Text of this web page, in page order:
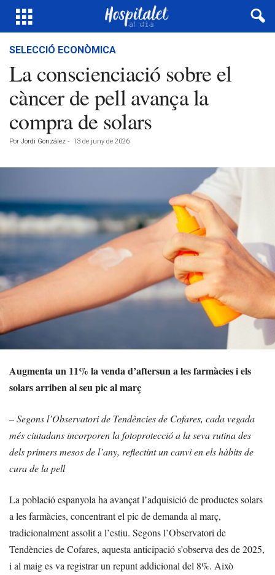
SELECCIÓ ECONÒMICA
La conscienciació sobre el
càncer de pell avança la
compra de solars
Por Jordi González - 13 de juny de 2026
Augmenta un 11% la venda d’aftersun a les farmàcies i els
solars arriben al seu pic al març
– Segons l’Observatori de Tendències de Cofares, cada vegada
més ciutadans incorporen la fotoprotecció a la seva rutina des
dels primers mesos de l’any, reflectint un canvi en els hàbits de
cura de la pell
La població espanyola ha avançat l’adquisició de productes solars
a les farmàcies, concentrant el pic de demanda al març,
tradicionalment assolit a l’estiu. Segons l’Observatori de
Tendències de Cofares, aquesta anticipació s’observa des de 2025,
i al maig es va registrar un repunt addicional del 8%. Això